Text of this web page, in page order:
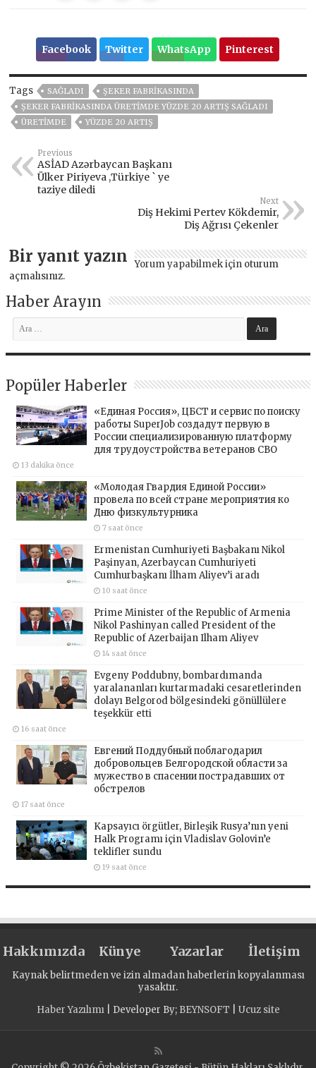
Facebook Twitter WhatsApp Pinterest
Tags SAĞLADI
ŞEKER FABRIKASINDA
ŞEKER FABRIKASINDA ÜRETIMDE YÜZDE 20 ARTIŞ SAĞLADI
ÜRETIMDE
YÜZDE 20 ARTIŞ
Previous
ASİAD Azərbaycan Başkanı
Ülker Piriyeva ,Türkiye ` ye
taziye diledi
Next
Diş Hekimi Pertev Kökdemir,
Diş Ağrısı Çekenler
Bir yanıt yazın Yorum yapabilmek için oturum
açmalısınız.
Haber Arayın
Popüler Haberler
«Единая Россия», ЦБСТ и сервис по поиску
работы SuperJob создадут первую в
России специализированную платформу
для трудоустройства ветеранов СВО
13 dakika önce
«Молодая Гвардия Единой России»
провела по всей стране мероприятия ко
Дню физкультурника
7 saat önce
Ermenistan Cumhuriyeti Başbakanı Nikol
Paşinyan, Azerbaycan Cumhuriyeti
Cumhurbaşkanı İlham Aliyev’i aradı
10 saat önce
Prime Minister of the Republic of Armenia
Nikol Pashinyan called President of the
Republic of Azerbaijan Ilham Aliyev
14 saat önce
Evgeny Poddubny, bombardımanda
yaralananları kurtarmadaki cesaretlerinden
dolayı Belgorod bölgesindeki gönüllülere
teşekkür etti
16 saat önce
Евгений Поддубный поблагодарил
добровольцев Белгородской области за
мужество в спасении пострадавших от
обстрелов
17 saat önce
Kapsayıcı örgütler, Birleşik Rusya’nın yeni
Halk Programı için Vladislav Golovin’e
teklifler sundu
19 saat önce
Hakkımızda Künye Yazarlar İletişim
Kaynak belirtmeden ve izin almadan haberlerin kopyalanması
yasaktır.
Haber Yazılımı| Developer By; BEYNSOFT Ucuz site